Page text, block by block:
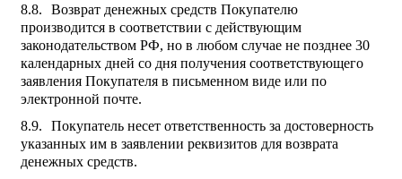
Возврат денежных средств Покупателю
производится в соответствии с действующим
законодательством РФ, но в любом случае не позднее 30
календарных дней со дня получения соответствующего
заявления Покупателя в письменном виде или по
электронной почте.
Покупатель несет ответственность за достоверность
указанных им в заявлении реквизитов для возврата
денежных средств.